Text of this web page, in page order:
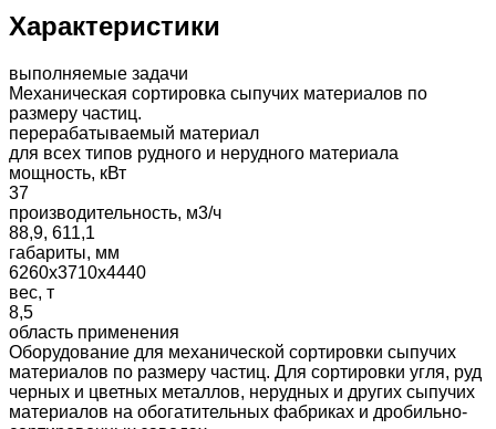
Характеристики
выполняемые задачи
Механическая сортировка сыпучих материалов по
размеру частиц.
перерабатываемый материал
для всех типов рудного и нерудного материала
мощность, кВт
37
производительность, м3/ч
88,9, 611,1
габариты, мм
6260х3710х4440
вес, т
8,5
область применения
Оборудование для механической сортировки сыпучих
материалов по размеру частиц. Для сортировки угля, руд
черных и цветных металлов, нерудных и других сыпучих
материалов на обогатительных фабриках и дробильно-